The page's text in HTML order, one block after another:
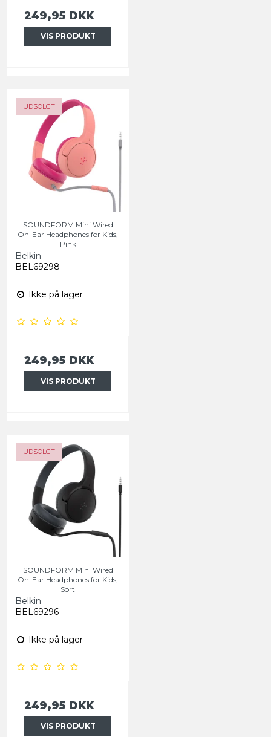
249,95 DKK
VIS PRODUKT
UDSOLGT
SOUNDFORM Mini Wired
On-Ear Headphones for Kids,
Pink
Belkin
BEL69298
Ikke på lager
249,95 DKK
VIS PRODUKT
UDSOLGT
SOUNDFORM Mini Wired
On-Ear Headphones for Kids,
Sort
Belkin
BEL69296
Ikke på lager
249,95 DKK
VIS PRODUKT